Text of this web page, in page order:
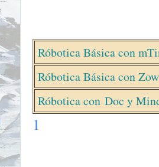
Róbotica Básica con
Róbotica Básica con
Róbotica con Doc y
1